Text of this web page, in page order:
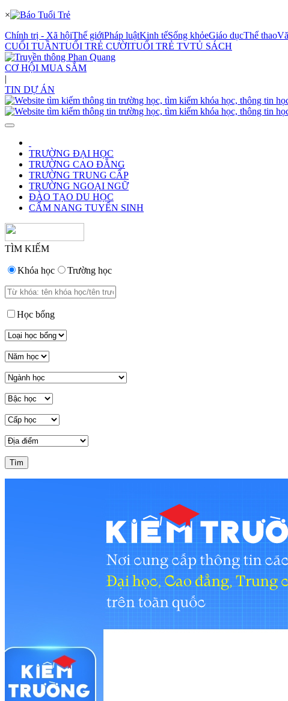
×
Chính trị - Xã hộiThế giớiPháp luậtKinh tếSống khỏeGiáo dụcThể thao
CUỐI TUẦNTUỔI TRẺ CƯỜITUỔI TRẺ TVTỦ SÁCH
CƠ HỘI MUA SẮM
|
TIN DỰ ÁN
TRƯỜNG ĐẠI HỌC
TRƯỜNG CAO ĐẲNG
TRƯỜNG TRUNG CẤP
TRƯỜNG NGOẠI NGỮ
ĐÀO TẠO DU HỌC
CẨM NANG TUYỂN SINH
TÌM KIẾM
Khóa học Trường học
Học bổng
Trang chủ
Tuyển sinh